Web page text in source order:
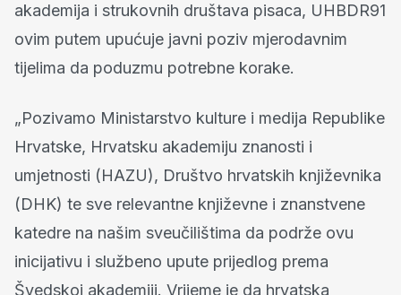
akademija i strukovnih društava pisaca, UHBDR91
ovim putem upućuje javni poziv mjerodavnim
tijelima da poduzmu potrebne korake.
„Pozivamo Ministarstvo kulture i medija Republike
Hrvatske, Hrvatsku akademiju znanosti i
umjetnosti (HAZU), Društvo hrvatskih književnika
(DHK) te sve relevantne književne i znanstvene
katedre na našim sveučilištima da podrže ovu
inicijativu i službeno upute prijedlog prema
Švedskoj akademiji. Vrijeme je da hrvatska